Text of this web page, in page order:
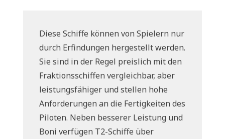
Diese Schiffe können von Spielern nur
durch Erfindungen hergestellt werden.
Sie sind in der Regel preislich mit den
Fraktionsschiffen vergleichbar, aber
leistungsfähiger und stellen hohe
Anforderungen an die Fertigkeiten des
Piloten. Neben besserer Leistung und
Boni verfügen T2-Schiffe über